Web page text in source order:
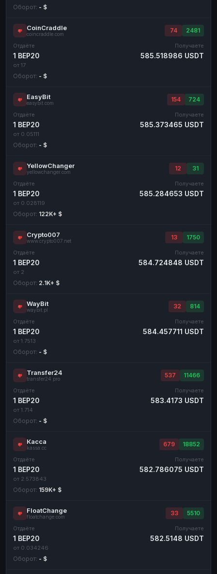
Оборот: - $
CoinCraddle
coincraddle.com
74 2481
Отдаёте
1 BEP20
от 17
Получаете
585.518986 USDT
Оборот: - $
EasyBit
easybit.com
154 724
Отдаёте
1 BEP20
от 0.05111
Получаете
585.373465 USDT
Оборот: - $
YellowChanger
yellowchanger.com
12 31
Отдаёте
1 BEP20
от 0.028119
Получаете
585.284653 USDT
Оборот: 122K+ $
Crypto007
www.crypto007.net
13 1750
Отдаёте
1 BEP20
от 2
Получаете
584.724848 USDT
Оборот: 2.1K+ $
WayBit
waybit.pl
32 814
Отдаёте
1 BEP20
от 1.7513
Получаете
584.457711 USDT
Оборот: - $
Transfer24
transfer24.pro
537 11466
Отдаёте
1 BEP20
от 1.714
Получаете
583.4173 USDT
Оборот: - $
Касса
kassa.cc
679 18852
Отдаёте
1 BEP20
от 2.573843
Получаете
582.786075 USDT
Оборот: 159K+ $
FloatChange
floatchange.com
33 5510
Отдаёте
1 BEP20
от 0.034246
Получаете
582.5148 USDT
Оборот: - $